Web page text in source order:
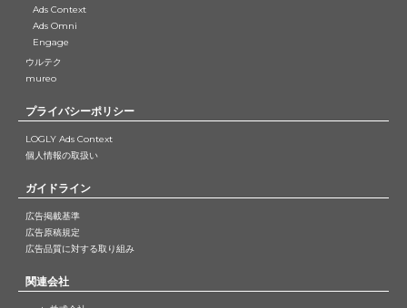
Ads Context
Ads Omni
Engage
ウルテク
mureo
プライバシーポリシー
LOGLY Ads Context
個人情報の取扱い
ガイドライン
広告掲載基準
広告原稿規定
広告品質に対する取り組み
関連会社